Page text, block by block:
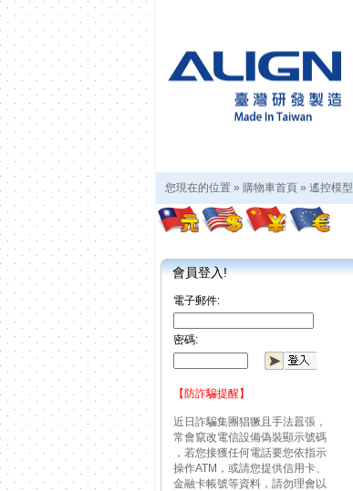
您現在的位置 » 購物車首頁 » 遙控模型
會員登入!
電子郵件:
密碼:
【防詐騙提醒】
近日詐騙集團猖獗且手法囂張，
常會竄改電信設備偽裝顯示號碼
，若您接獲任何電話要您依指示
操作ATM，或請您提供信用卡、
金融卡帳號等資料，請勿理會以